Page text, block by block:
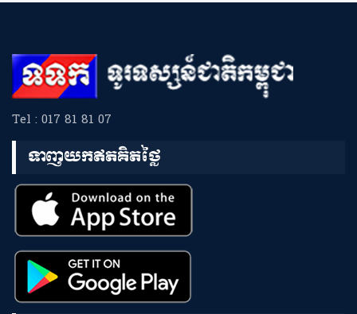
Tel : 017 81 81 07
ទាញយកឥតគិតថ្លៃ